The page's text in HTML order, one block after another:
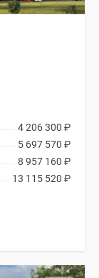
4 206 300 ₽
5 697 570 ₽
8 957 160 ₽
13 115 520 ₽